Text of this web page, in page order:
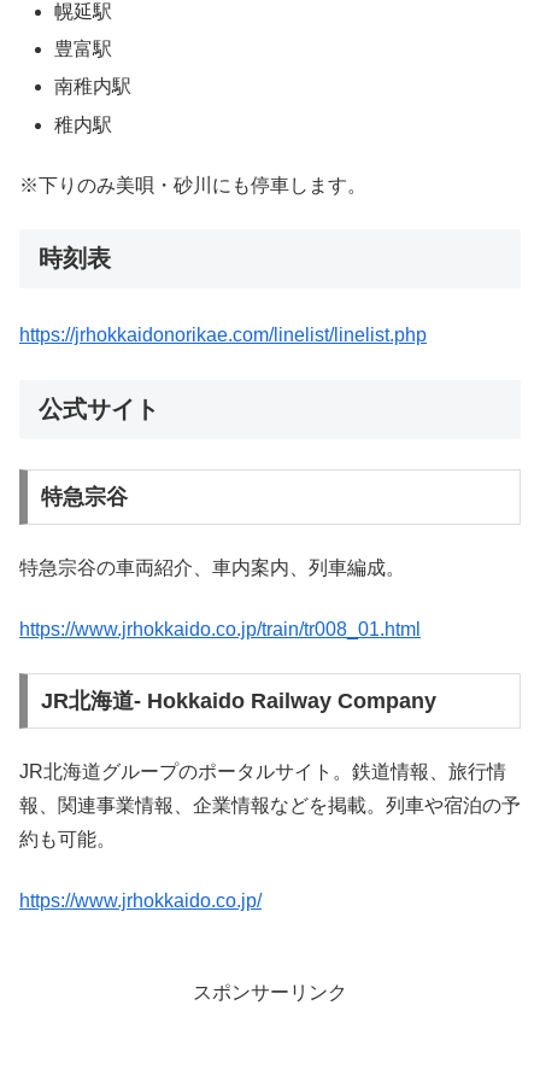
幌延駅
豊富駅
南稚内駅
稚内駅
※下りのみ美唄・砂川にも停車します。
時刻表
https://jrhokkaidonorikae.com/linelist/linelist.php
公式サイト
特急宗谷
特急宗谷の車両紹介、車内案内、列車編成。
https://www.jrhokkaido.co.jp/train/tr008_01.html
JR北海道- Hokkaido Railway Company
JR北海道グループのポータルサイト。鉄道情報、旅行情
報、関連事業情報、企業情報などを掲載。列車や宿泊の予
約も可能。
https://www.jrhokkaido.co.jp/
スポンサーリンク